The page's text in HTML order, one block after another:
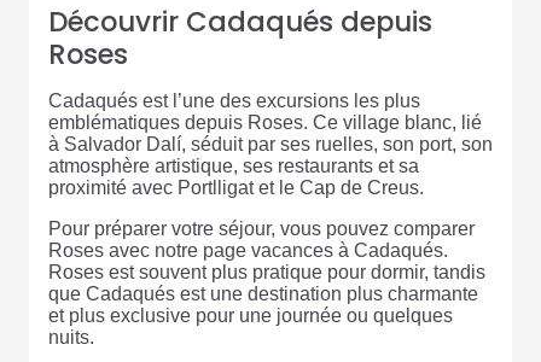
Découvrir Cadaqués depuis
Roses
Cadaqués est l’une des excursions les plus
emblématiques depuis Roses. Ce village blanc, lié
à Salvador Dalí, séduit par ses ruelles, son port, son
atmosphère artistique, ses restaurants et sa
proximité avec Portlligat et le Cap de Creus.
Pour préparer votre séjour, vous pouvez comparer
Roses avec notre page vacances à Cadaqués.
Roses est souvent plus pratique pour dormir, tandis
que Cadaqués est une destination plus charmante
et plus exclusive pour une journée ou quelques
nuits.